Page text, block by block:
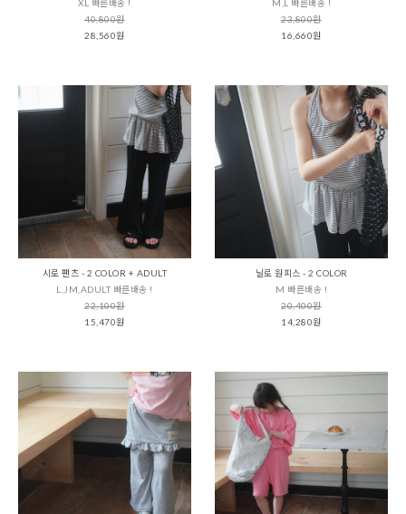
XL 빠른배송 !
40,800원
28,560원
M,L 빠른배송 !
23,800원
16,660원
시로 팬츠 - 2 COLOR + ADULT
L,JM,ADULT 빠른배송 !
22,100원
15,470원
닐로 원피스 - 2 COLOR
M 빠른배송 !
20,400원
14,280원